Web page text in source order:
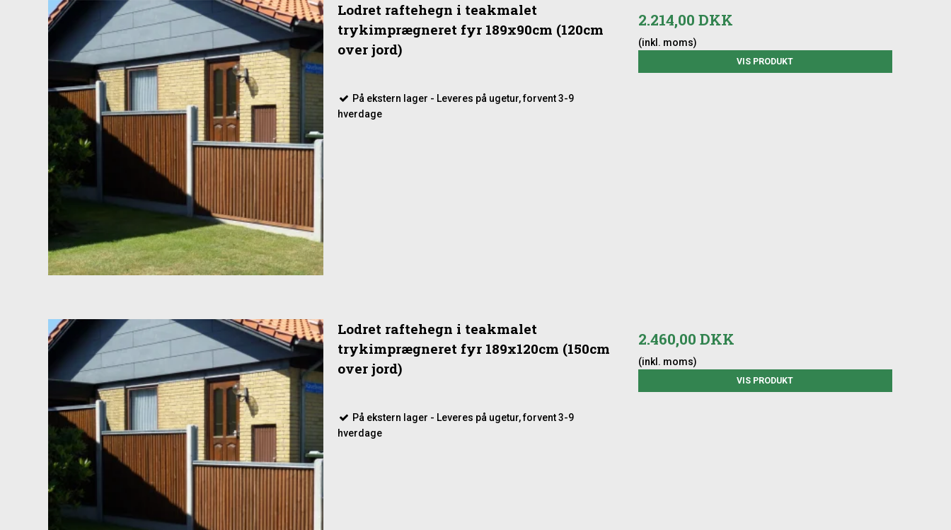
Lodret raftehegn i teakmalet
trykimprægneret fyr 189x90cm (120cm
over jord)
På ekstern lager - Leveres på ugetur, forvent 3-9
hverdage
2.214,00 DKK
(inkl. moms)
VIS PRODUKT
Lodret raftehegn i teakmalet
trykimprægneret fyr 189x120cm (150cm
over jord)
På ekstern lager - Leveres på ugetur, forvent 3-9
hverdage
2.460,00 DKK
(inkl. moms)
VIS PRODUKT